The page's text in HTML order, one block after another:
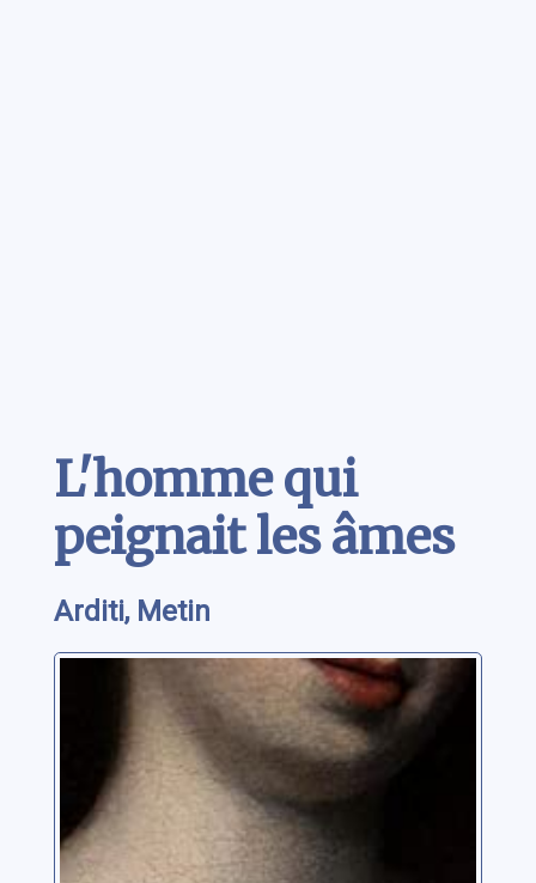
L'homme qui
peignait les âmes
Arditi, Metin